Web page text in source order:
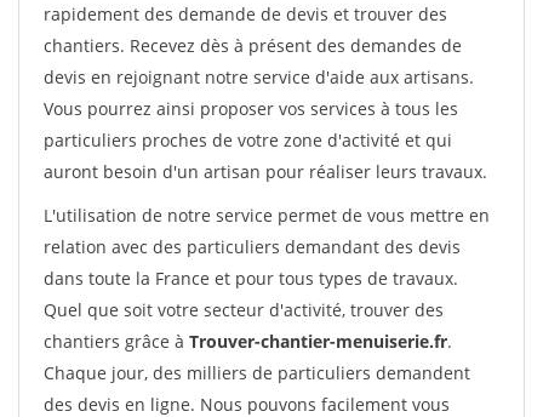
rapidement des demande de devis et trouver des
chantiers. Recevez dès à présent des demandes de
devis en rejoignant notre service d'aide aux artisans.
Vous pourrez ainsi proposer vos services à tous les
particuliers proches de votre zone d'activité et qui
auront besoin d'un artisan pour réaliser leurs travaux.
L'utilisation de notre service permet de vous mettre en
relation avec des particuliers demandant des devis
dans toute la France et pour tous types de travaux.
Quel que soit votre secteur d'activité, trouver des
chantiers grâce à Trouver-chantier-menuiserie.fr.
Chaque jour, des milliers de particuliers demandent
des devis en ligne. Nous pouvons facilement vous